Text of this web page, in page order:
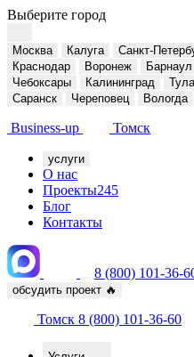
Выберите город
Москва Калуга Санкт-
Краснодар
Воронеж Барнаул
Чебоксары
Калининград Тула
Саранск
Череповец Вологда
Business-up Томск
услуги
О нас
Проекты245
Блог
Контакты
8 (800) 101-36-
обсудить проект 🔥
Томск 8 (800) 101-36-60